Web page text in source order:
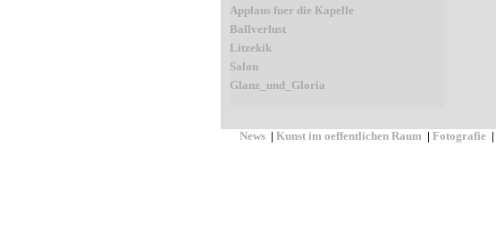
Applaus fuer die Kapelle
Ballverlust
Litzekik
Salon
Glanz_und_Gloria
News | Kunst im oeffentlichen Raum | Fotografie |